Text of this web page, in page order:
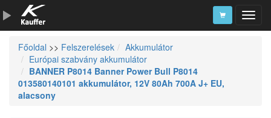
Szerszámkatalógus
Kosár
Alkatrészek
Főoldal >> Felszerelések
Akkumulátor
Európai szabvány akkumulátor
BANNER P8014 Banner Power Bull P8014
013580140101 akkumulátor, 12V 80Ah 700A J+ EU,
alacsony